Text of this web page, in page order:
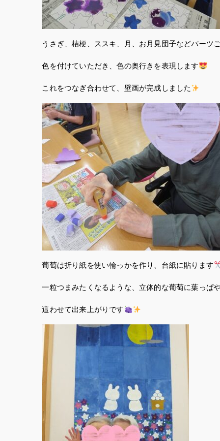
うさぎ、桔梗、ススキ、月、お月見団子などパーツ
色を付けていただき、色の奥行きを表現します
これをつなぎ合わせて、壁画が完成しました
葡萄は折り紙を使い輪っかを作り、台紙に貼ります
一粒つまみたくなるような、立体的な葡萄に葉っぱ
這わせて出来上がりです